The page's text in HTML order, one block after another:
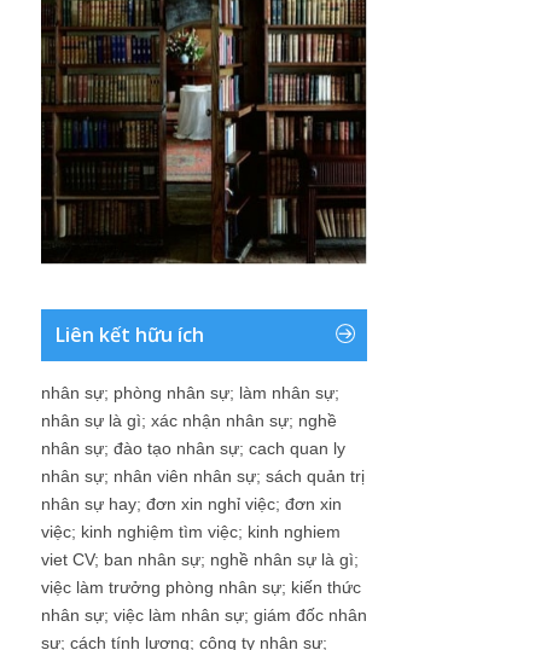
Liên kết hữu ích
nhân sự; phòng nhân sự; làm nhân sự;
nhân sự là gì; xác nhận nhân sự; nghề
nhân sự; đào tạo nhân sự; cach quan ly
nhân sự; nhân viên nhân sự; sách quản trị
nhân sự hay; đơn xin nghỉ việc; đơn xin
việc; kinh nghiệm tìm việc; kinh nghiem
viet CV; ban nhân sự; nghề nhân sự là gì;
việc làm trưởng phòng nhân sự; kiến thức
nhân sự; việc làm nhân sự; giám đốc nhân
sự; cách tính lương; công ty nhân sự;